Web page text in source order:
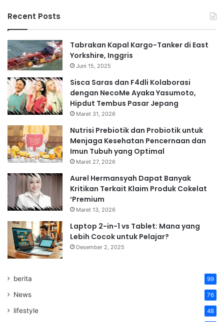
Recent Posts
Tabrakan Kapal Kargo-Tanker di East
Yorkshire, Inggris
Juni 15, 2025
Sisca Saras dan F4dli Kolaborasi
dengan NecoMe Ayaka Yasumoto,
Hipdut Tembus Pasar Jepang
Maret 31, 2026
Nutrisi Prebiotik dan Probiotik untuk
Menjaga Kesehatan Pencernaan dan
Imun Tubuh yang Optimal
Maret 27, 2026
Aurel Hermansyah Dapat Banyak
Kritikan Terkait Klaim Produk Cokelat
‘Premium
Maret 13, 2026
Laptop 2-in-1 vs Tablet: Mana yang
Lebih Cocok untuk Pelajar?
Desember 2, 2025
berita 99
News 76
lifestyle 48